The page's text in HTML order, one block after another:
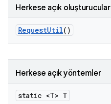
Herkese açık oluşturucular
RequestUtil()
Herkese açık yöntemler
static <T> T